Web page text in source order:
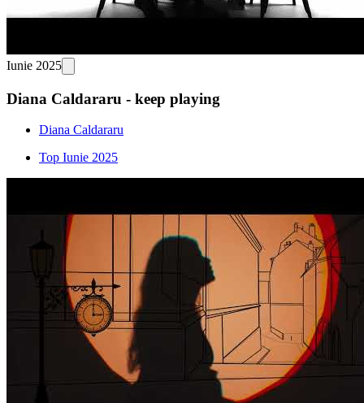
Iunie 2025
Diana Caldararu - keep playing
Diana Caldararu
Top Iunie 2025